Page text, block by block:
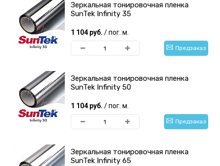
Зеркальная тонировочная пленка
SunTek Infinity 35
1 104 руб. / пог. м.
Предзаказ
Зеркальная тонировочная пленка
SunTek Infinity 50
1 104 руб. / пог. м.
Предзаказ
Зеркальная тонировочная пленка
SunTek Infinity 65